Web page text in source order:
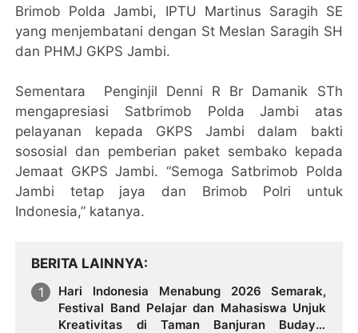
Brimob Polda Jambi, IPTU Martinus Saragih SE
yang menjembatani dengan St Meslan Saragih SH
dan PHMJ GKPS Jambi.
Sementara Penginjil Denni R Br Damanik STh
mengapresiasi Satbrimob Polda Jambi atas
pelayanan kepada GKPS Jambi dalam bakti
sososial dan pemberian paket sembako kepada
Jemaat GKPS Jambi. “Semoga Satbrimob Polda
Jambi tetap jaya dan Brimob Polri untuk
Indonesia,” katanya.
BERITA LAINNYA
Hari Indonesia Menabung 2026 Semarak,
Festival Band Pelajar dan Mahasiswa Unjuk
Kreativitas di Taman Banjuran Budayo,